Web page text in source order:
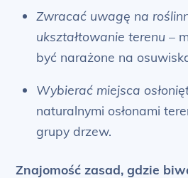
Zwracać uwagę na
ukształtowanie terenu –
być narażone na
Wybierać miejsca
naturalnymi osłonami
grupy drzew.
Znajomość zasad, gdzie